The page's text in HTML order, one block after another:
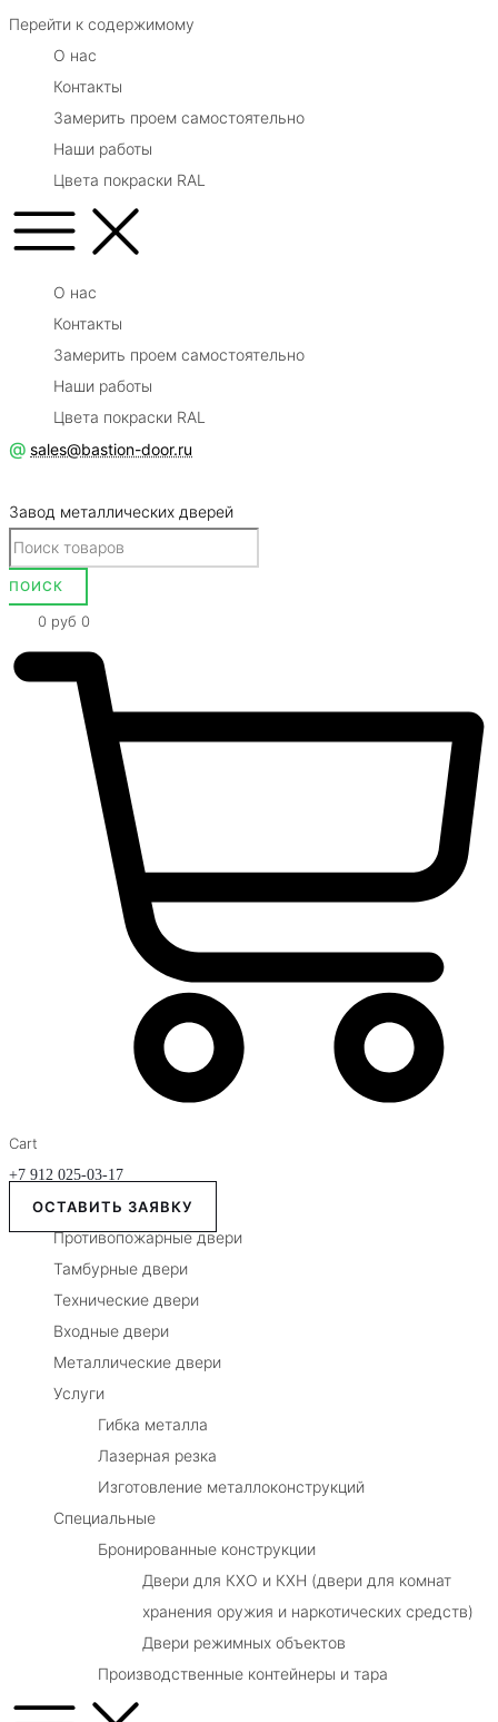
Перейти к содержимому
О нас
Контакты
Замерить проем самостоятельно
Наши работы
Цвета покраски RAL
О нас
Контакты
Замерить проем самостоятельно
Наши работы
Цвета покраски RAL
@ sales@bastion-door.ru
Завод металлических дверей
0 руб 0
Cart
+7 912 025-03-17
ОСТАВИТЬ ЗАЯВКУ
Противопожарные двери
Тамбурные двери
Технические двери
Входные двери
Металлические двери
Услуги
Гибка металла
Лазерная резка
Изготовление металлоконструкций
Специальные
Бронированные конструкции
Двери для КХО и КХН (двери для комнат
хранения оружия и наркотических средств)
Двери режимных объектов
Производственные контейнеры и тара